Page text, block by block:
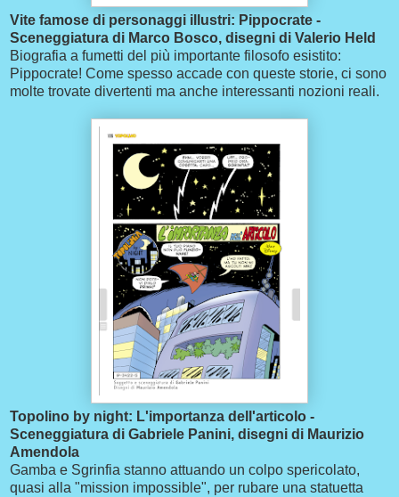
Vite famose di personaggi illustri: Pippocrate -
Sceneggiatura di Marco Bosco, disegni di Valerio Held
Biografia a fumetti del più importante filosofo esistito:
Pippocrate! Come spesso accade con queste storie, ci sono
molte trovate divertenti ma anche interessanti nozioni reali.
Topolino by night: L'importanza dell'articolo -
Sceneggiatura di Gabriele Panini, disegni di Maurizio
Amendola
Gamba e Sgrinfia stanno attuando un colpo spericolato,
quasi alla "mission impossible", per rubare una statuetta